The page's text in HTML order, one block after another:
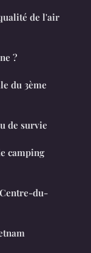
de l'air
?
du 3ème
de survie
camping
du-